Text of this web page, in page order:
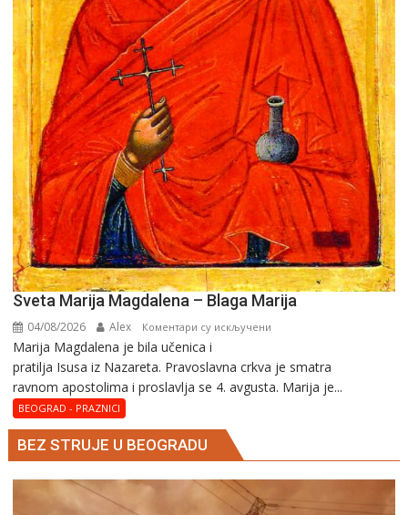
Sveta Marija Magdalena – Blaga Marija
04/08/2026 Alex Коментари су искључени
Marija
Magdalena
Marija Magdalena je bila učenica i
pratilja Isusa iz Nazareta. Pravoslavna crkva je smatra
ravnom apostolima i proslavlja se 4. avgusta. Marija je...
BEOGRAD - PRAZNICI
BEZ STRUJE U BEOGRADU